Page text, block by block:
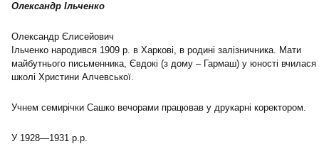
Олександр Ільченко
Олександр Єлисейович
Ільченко народився 1909 р. в Харкові, в родині залізничника. Мати
майбутнього письменника, Євдокі (з дому – Гармаш) у юності вчилася
школі Христини Алчевської.
Учнем семирічки Сашко вечорами працював у друкарні коректором.
У 1928—1931 р.р.